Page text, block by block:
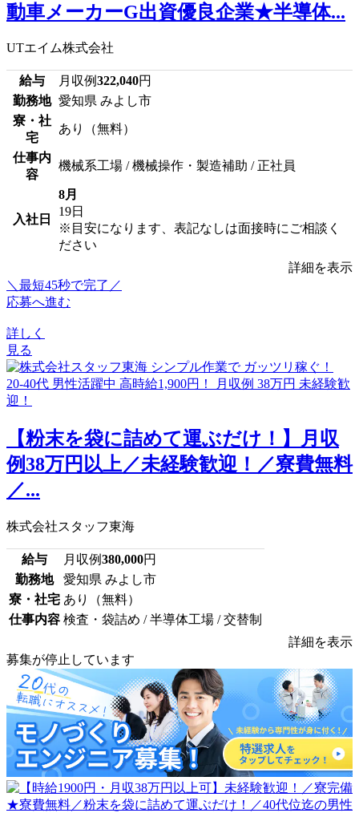
動車メーカーG出資優良企業★半導体...
UTエイム株式会社
給与 月収例322,040円
勤務地 愛知県 みよし市
寮・社
宅
あり（無料）
仕事内
容
機械系工場 / 機械操作・製造補助 / 正社員
入社日
8月
19日
※目安になります、表記なしは面接時にご相談く
ださい
詳細を表示
＼最短45秒で完了／
応募へ進む
詳しく
見る
【粉末を袋に詰めて運ぶだけ！】月収
例38万円以上／未経験歓迎！／寮費無料
／...
株式会社スタッフ東海
給与 月収例380,000円
勤務地
愛知県 みよし市
寮・社宅 あり（無料）
仕事内容 検査・袋詰め / 半導体工場 / 交替制
詳細を表示
募集が停止しています